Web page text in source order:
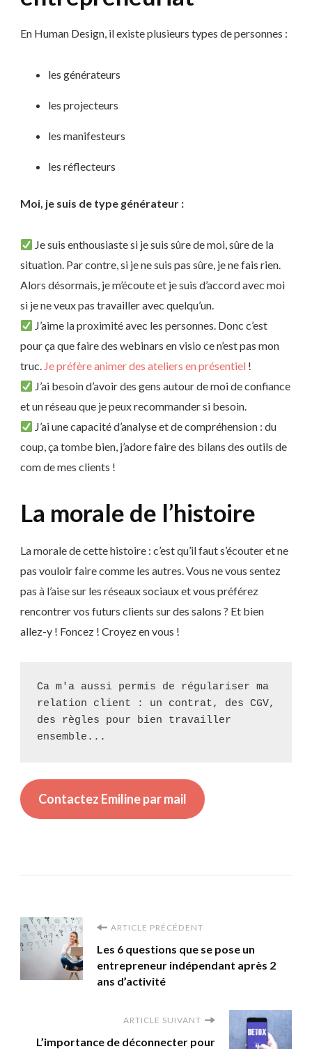
En Human Design, il existe plusieurs types de personnes :
les générateurs
les projecteurs
les manifesteurs
les réflecteurs
Moi, je suis de type générateur :
Je suis enthousiaste si je suis sûre de moi, sûre de la
situation. Par contre, si je ne suis pas sûre, je ne fais rien.
Alors désormais, je m’écoute et je suis d’accord avec moi
si je ne veux pas travailler avec quelqu’un.
J’aime la proximité avec les personnes. Donc c’est
pour ça que faire des webinars en visio ce n’est pas mon
truc. Je préfère animer des ateliers en présentiel !
J’ai besoin d’avoir des gens autour de moi de confiance
et un réseau que je peux recommander si besoin.
J’ai une capacité d’analyse et de compréhension : du
coup, ça tombe bien, j’adore faire des bilans des outils de
com de mes clients !
La morale de l’histoire
La morale de cette histoire : c’est qu’il faut s’écouter et ne
pas vouloir faire comme les autres. Vous ne vous sentez
pas à l’aise sur les réseaux sociaux et vous préférez
rencontrer vos futurs clients sur des salons ? Et bien
allez-y ! Foncez ! Croyez en vous !
Ca m'a aussi permis de régulariser ma
relation client : un contrat, des CGV,
des règles pour bien travailler
ensemble...
Contactez Emiline par mail
Navigation
d'article
ARTICLE PRÉCÉDENT
Les 6 questions que se pose un
entrepreneur indépendant après 2
ans d’activité
ARTICLE SUIVANT
L’importance de déconnecter pour